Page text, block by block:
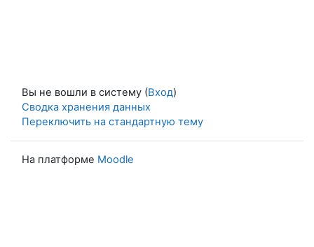
Вы не вошли в систему (Вход)
Сводка хранения данных
Переключить на стандартную тему
На платформе Moodle